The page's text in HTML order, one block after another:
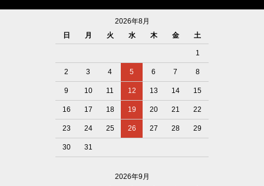
2026年8月
日
月 火 水 木 金 土
1
2 3 4 5 6 7 8
9 10 11 12 13 14 15
16 17 18 19 20 21 22
23 24 25 26 27 28 29
30 31
2026年9月